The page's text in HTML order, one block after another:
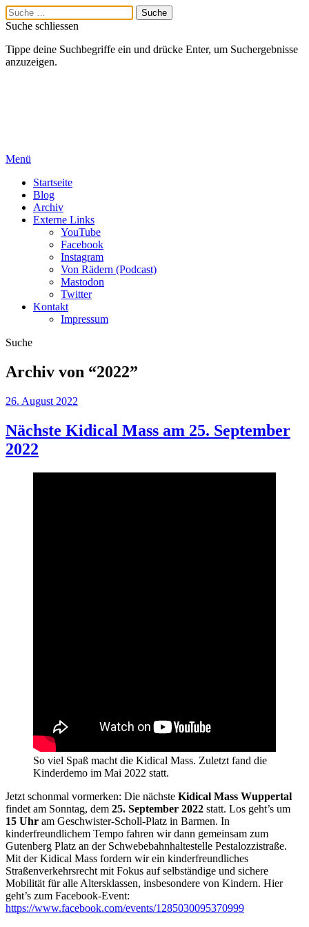
Suche schliessen
Tippe deine Suchbegriffe ein und drücke Enter, um Suchergebnisse
anzuzeigen.
Menü
Startseite
Blog
Archiv
Externe Links
YouTube
Facebook
Instagram
Von Rädern (Podcast)
Mastodon
Twitter
Kontakt
Impressum
Suche
Archiv von “2022”
26. August 2022
Nächste Kidical Mass am 25. September
2022
So viel Spaß macht die Kidical Mass. Zuletzt fand die
Kinderdemo im Mai 2022 statt.
Jetzt schonmal vormerken: Die nächste Kidical Mass Wuppertal
findet am Sonntag, dem 25. September 2022 statt. Los geht’s um
15 Uhr am Geschwister-Scholl-Platz in Barmen. In
kinderfreundlichem Tempo fahren wir dann gemeinsam zum
Gutenberg Platz an der Schwebebahnhaltestelle Pestalozzistraße.
Mit der Kidical Mass fordern wir ein kinderfreundliches
Straßenverkehrsrecht mit Fokus auf selbständige und sichere
Mobilität für alle Altersklassen, insbesondere von Kindern. Hier
geht’s zum Facebook-Event:
https://www.facebook.com/events/1285030095370999